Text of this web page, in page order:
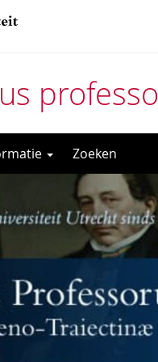
Zoeken